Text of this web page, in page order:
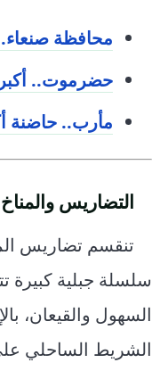
محافظة صنعاء..
حضرموت..
مأرب.. حاضنة
التضاريس والمناخ
تنقسم تضاريس
سلسلة جبلية كبيرة
السهول والقيعان،
الشريط الساحلي